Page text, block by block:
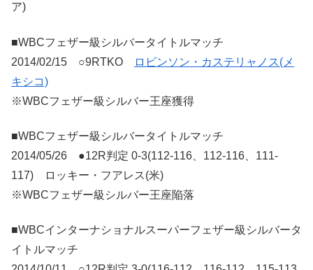
ア)
■WBCフェザー級シルバータイトルマッチ
2014/02/15 ○9RTKO
ロビンソン・カステリャノス(メ
キシコ)
※WBCフェザー級シルバー王座獲得
■WBCフェザー級シルバータイトルマッチ
2014/05/26 ●12R判定 0-3(112-116、112-116、111-
117) ロッキー・フアレス(米)
※WBCフェザー級シルバー王座陥落
■WBCインターナショナルスーパーフェザー級シルバータ
イトルマッチ